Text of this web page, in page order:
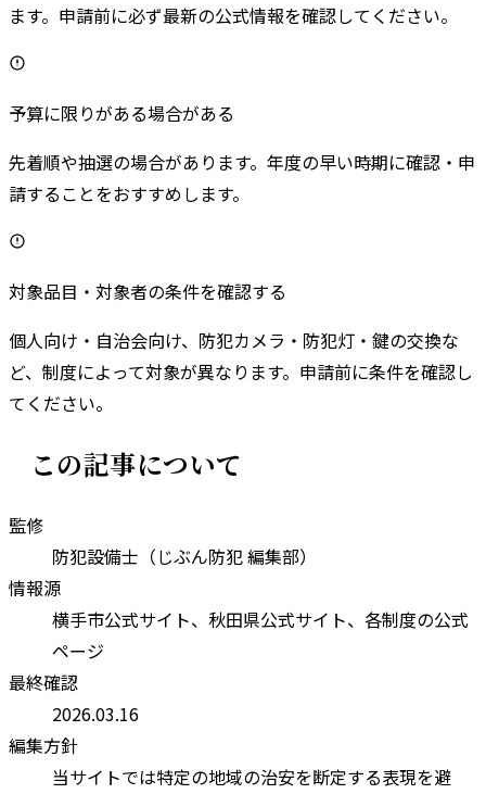
ます。申請前に必ず最新の公式情報を確認してください。
予算に限りがある場合がある
先着順や抽選の場合があります。年度の早い時期に確認・申
請することをおすすめします。
対象品目・対象者の条件を確認する
個人向け・自治会向け、防犯カメラ・防犯灯・鍵の交換な
ど、制度によって対象が異なります。申請前に条件を確認し
てください。
この記事について
監修
防犯設備士（じぶん防犯 編集部）
情報源
横手市公式サイト、 秋田県公式サイト、各制度の公式
ページ
最終確認
2026.03.16
編集方針
当サイトでは特定の地域の治安を断定する表現を避